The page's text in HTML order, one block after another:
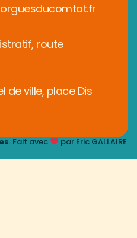
route
de ville, place Dis
. Fait avec par Eric GALLAIRE